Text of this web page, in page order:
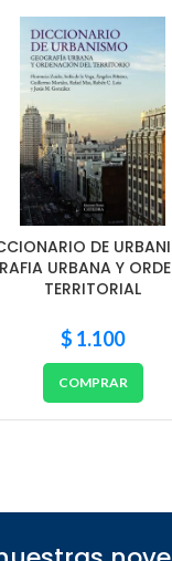
DE
URBANA Y
TERRITORIAL
$ 1.100
COMPRAR